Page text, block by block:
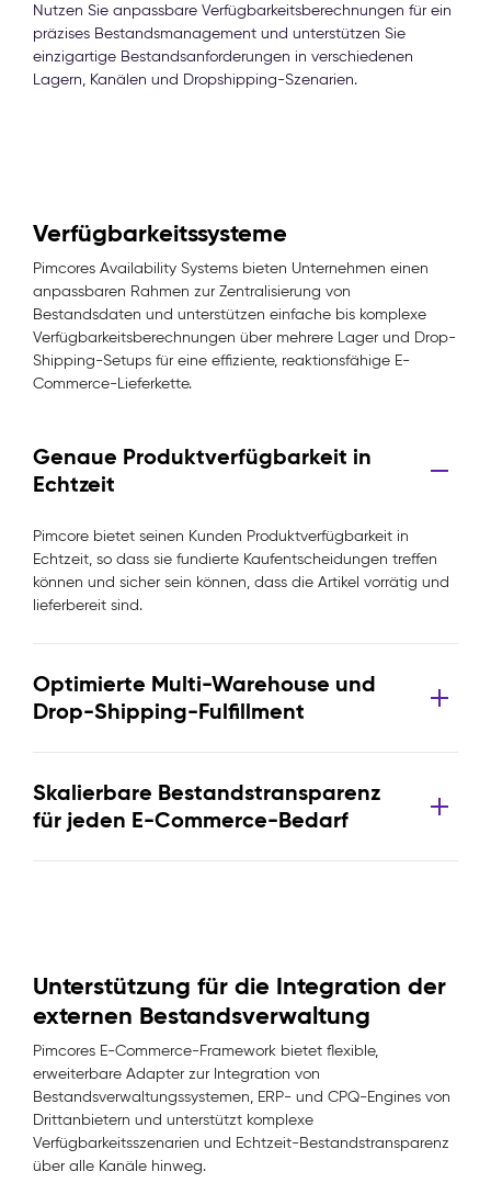
Nutzen Sie anpassbare Verfügbarkeitsberechnungen für ein
präzises Bestandsmanagement und unterstützen Sie
einzigartige Bestandsanforderungen in verschiedenen
Lagern, Kanälen und Dropshipping-Szenarien.
Verfügbarkeitssysteme
Pimcores Availability Systems bieten Unternehmen einen
anpassbaren Rahmen zur Zentralisierung von
Bestandsdaten und unterstützen einfache bis komplexe
Verfügbarkeitsberechnungen über mehrere Lager und Drop-
Shipping-Setups für eine effiziente, reaktionsfähige E-
Commerce-Lieferkette.
Genaue Produktverfügbarkeit in
Echtzeit
Pimcore bietet seinen Kunden Produktverfügbarkeit in
Echtzeit, so dass sie fundierte Kaufentscheidungen treffen
können und sicher sein können, dass die Artikel vorrätig und
lieferbereit sind.
Optimierte Multi-Warehouse und
Drop-Shipping-Fulfillment
Skalierbare Bestandstransparenz
für jeden E-Commerce-Bedarf
Unterstützung für die Integration der
externen Bestandsverwaltung
Pimcores E-Commerce-Framework bietet flexible,
erweiterbare Adapter zur Integration von
Bestandsverwaltungssystemen, ERP- und CPQ-Engines von
Drittanbietern und unterstützt komplexe
Verfügbarkeitsszenarien und Echtzeit-Bestandstransparenz
über alle Kanäle hinweg.